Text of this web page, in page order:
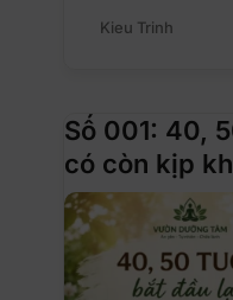
Kieu Trinh
Số 001: 40,
có còn kịp